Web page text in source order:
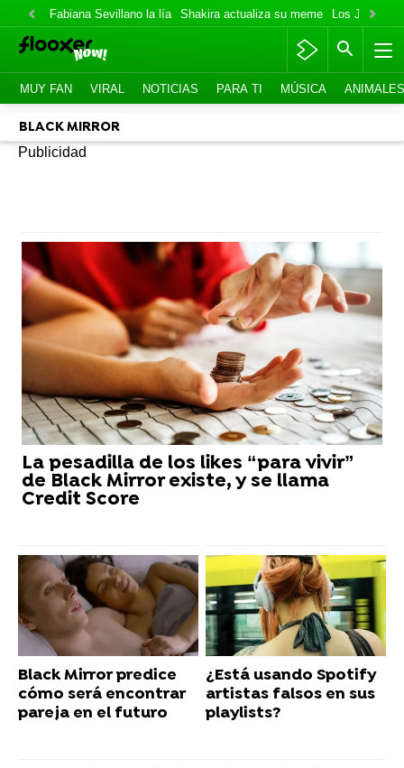
Fabiana Sevillano la lía Shakira actualiza su meme Los Jonas
MUY FAN VIRAL NOTICIAS PARA TI MÚSICA ANIMALES
BLACK MIRROR
La pesadilla de los likes “para vivir”
de Black Mirror existe, y se llama
Credit Score
Black Mirror predice
cómo será encontrar
pareja en el futuro
¿Está usando Spotify
artistas falsos en sus
playlists?